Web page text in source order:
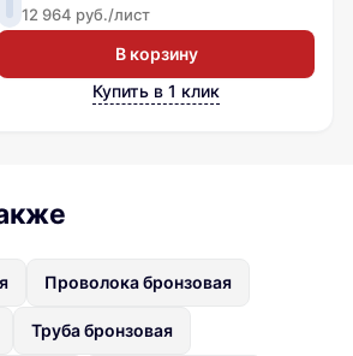
12 964 руб./лист
В корзину
Купить в 1 клик
Проволока бронзовая
Труба бронзовая